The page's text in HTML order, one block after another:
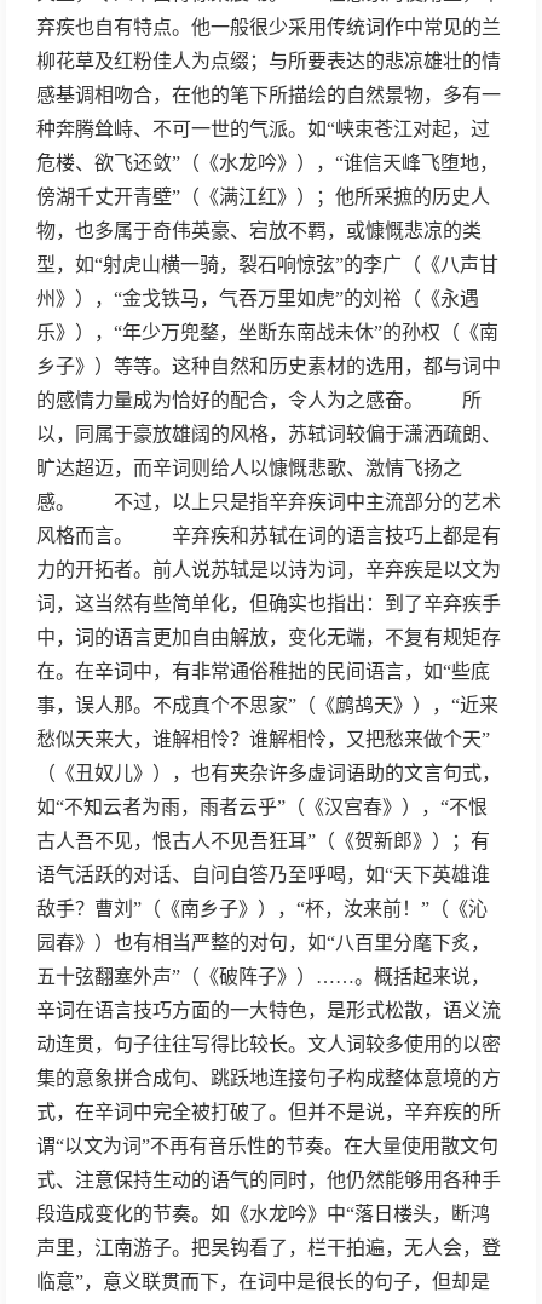
弃疾也自有特点。他一般很少采用传统词作中常见的兰
柳花草及红粉佳人为点缀；与所要表达的悲凉雄壮的情
感基调相吻合，在他的笔下所描绘的自然景物，多有一
种奔腾耸峙、不可一世的气派。如“峡束苍江对起，过
危楼、欲飞还敛”（《水龙吟》），“谁信天峰飞堕地，
傍湖千丈开青壁”（《满江红》）；他所采摭的历史人
物，也多属于奇伟英豪、宕放不羁，或慷慨悲凉的类
型，如“射虎山横一骑，裂石响惊弦”的李广（《八声甘
州》），“金戈铁马，气吞万里如虎”的刘裕（《永遇
乐》），“年少万兜鍪，坐断东南战未休”的孙权（《南
乡子》）等等。这种自然和历史素材的选用，都与词中
的感情力量成为恰好的配合，令人为之感奋。 所
以，同属于豪放雄阔的风格，苏轼词较偏于潇洒疏朗、
旷达超迈，而辛词则给人以慷慨悲歌、激情飞扬之
感。 不过，以上只是指辛弃疾词中主流部分的艺术
风格而言。 辛弃疾和苏轼在词的语言技巧上都是有
力的开拓者。前人说苏轼是以诗为词，辛弃疾是以文为
词，这当然有些简单化，但确实也指出：到了辛弃疾手
中，词的语言更加自由解放，变化无端，不复有规矩存
在。在辛词中，有非常通俗稚拙的民间语言，如“些底
事，误人那。不成真个不思家”（《鹧鸪天》），“近来
愁似天来大，谁解相怜？谁解相怜，又把愁来做个天”
（《丑奴儿》），也有夹杂许多虚词语助的文言句式，
如“不知云者为雨，雨者云乎”（《汉宫春》），“不恨
古人吾不见，恨古人不见吾狂耳”（《贺新郎》）；有
语气活跃的对话、自问自答乃至呼喝，如“天下英雄谁
敌手？曹刘”（《南乡子》），“杯，汝来前！”（《沁
园春》）也有相当严整的对句，如“八百里分麾下炙，
五十弦翻塞外声”（《破阵子》）……。概括起来说，
辛词在语言技巧方面的一大特色，是形式松散，语义流
动连贯，句子往往写得比较长。文人词较多使用的以密
集的意象拼合成句、跳跃地连接句子构成整体意境的方
式，在辛词中完全被打破了。但并不是说，辛弃疾的所
谓“以文为词”不再有音乐性的节奏。在大量使用散文句
式、注意保持生动的语气的同时，他仍然能够用各种手
段造成变化的节奏。如《水龙吟》中“落日楼头，断鸿
声里，江南游子。把吴钩看了，栏干拍遍，无人会，登
临意”，意义联贯而下，在词中是很长的句子，但却是